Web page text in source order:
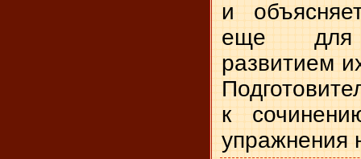
и
еще для
развитием
к
упражнения